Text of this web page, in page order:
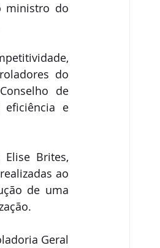
ministro do
do
de
eficiência e
Brites,
ao
de uma
Geral